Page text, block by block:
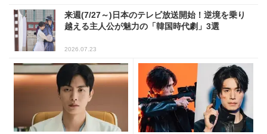
来週(7/27～)日本のテレビ放送開始！逆境を乗り
越える主人公が魅力の「韓国時代劇」3選
2026.07.23